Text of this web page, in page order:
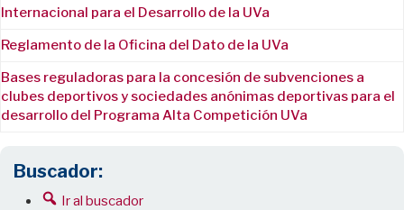
Internacional para el Desarrollo de la UVa
Reglamento de la Oficina del Dato de la UVa
Bases reguladoras para la concesión de subvenciones a
clubes deportivos y sociedades anónimas deportivas para el
desarrollo del Programa Alta Competición UVa
Buscador:
Ir al buscador